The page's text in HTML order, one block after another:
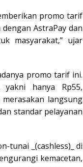
promo tarif
AstraPay dan
masyarakat,” ujar
promo tarif ini.
hanya Rp55,
langsung
standar pelayanan
tunai _(cashless)_ di
kemacetan,